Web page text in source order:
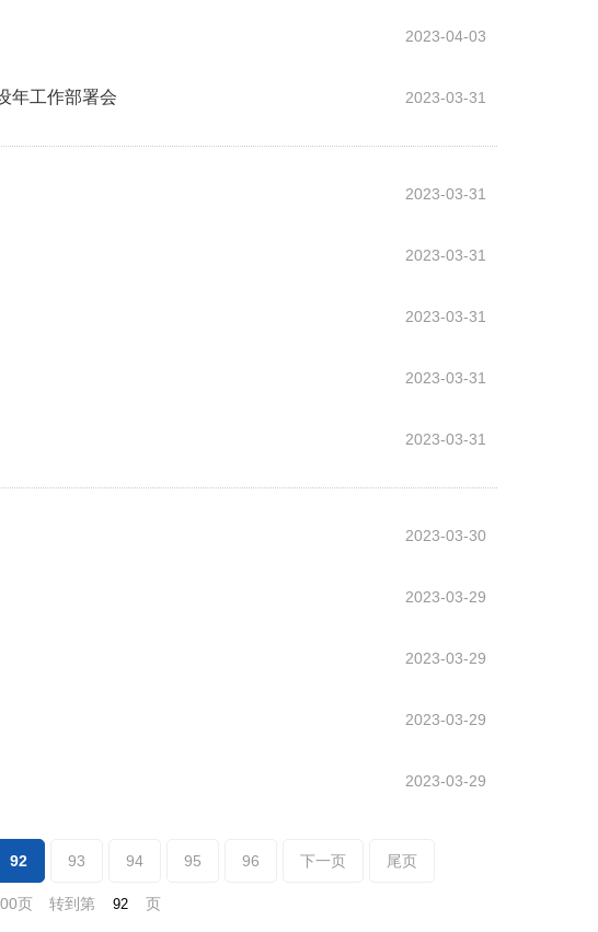
2023-04-03
2023-03-31
年工作部署会
2023-03-31
2023-03-31
2023-03-31
2023-03-31
2023-03-31
2023-03-30
2023-03-29
2023-03-29
2023-03-29
2023-03-29
92 93 94 95 96 下一页 尾页
页 转到第 页